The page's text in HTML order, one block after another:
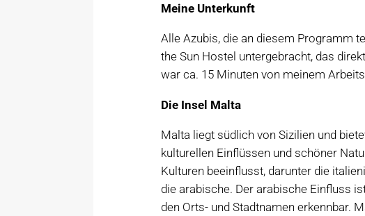
Meine Unterkunft
Alle Azubis, die an diesem Programm
the Sun Hostel untergebracht, das
war ca. 15 Minuten von meinem
Die Insel Malta
Malta liegt südlich von Sizilien und
kulturellen Einflüssen und schöner
Kulturen beeinflusst, darunter die
die arabische. Der arabische Einfluss
den Orts- und Stadtnamen erkennbar.